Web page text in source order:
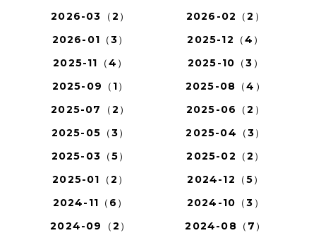
2026-03（2）
2026-02（2）
2026-01（3）
2025-12（4）
2025-11（4）
2025-10（3）
2025-09（1）
2025-08（4）
2025-07（2）
2025-06（2）
2025-05（3）
2025-04（3）
2025-03（5）
2025-02（2）
2025-01（2）
2024-12（5）
2024-11（6）
2024-10（3）
2024-09（2）
2024-08（7）